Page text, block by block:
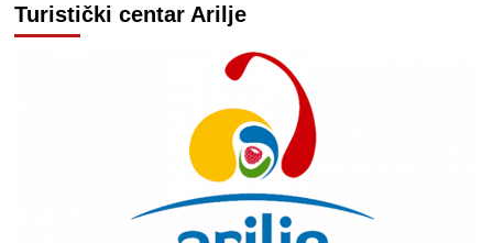
Turistički centar Arilje